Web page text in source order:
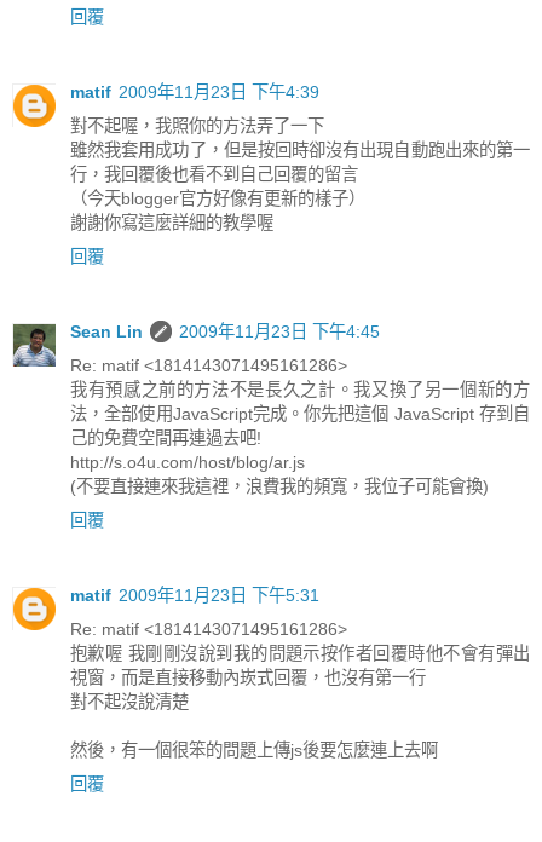
回覆
matif 2009年11月23日 下午4:39
對不起喔，我照你的方法弄了一下
雖然我套用成功了，但是按回時卻沒有出現自動跑出來的第一
行，我回覆後也看不到自己回覆的留言
（今天blogger官方好像有更新的樣子）
謝謝你寫這麼詳細的教學喔
回覆
Sean Lin
2009年11月23日 下午4:45
Re: matif <1814143071495161286>
我有預感之前的方法不是長久之計。我又換了另一個新的方
法，全部使用JavaScript完成。你先把這個 JavaScript 存到自
己的免費空間再連過去吧!
http://s.o4u.com/host/blog/ar.js
(不要直接連來我這裡，浪費我的頻寬，我位子可能會換)
回覆
matif 2009年11月23日 下午5:31
Re: matif <1814143071495161286>
抱歉喔 我剛剛沒說到我的問題示按作者回覆時他不會有彈出
視窗，而是直接移動內崁式回覆，也沒有第一行
對不起沒說清楚
然後，有一個很笨的問題上傳js後要怎麼連上去啊
回覆